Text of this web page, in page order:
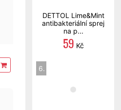
DETTOL Lime&Mint
antibakteriální sprej
na p...
59 Kč
6.